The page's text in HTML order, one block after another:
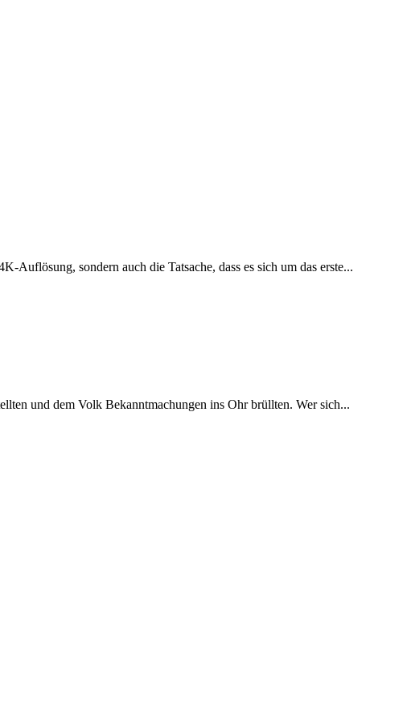
Auflösung, sondern auch die Tatsache, dass es sich um das erste...
und dem Volk Bekanntmachungen ins Ohr brüllten. Wer sich...